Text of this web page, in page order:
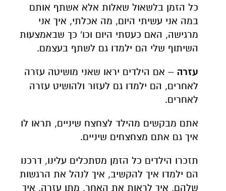
כל הזמן בלשאול שאלות אלא אשתף אותם
במה אני עשיתי היום, מה אכלתי, איך אני
מרגישה, האם כעסתי היום וכו' כך שבאמצעות
השיתוף שלי הם ילמדו גם לשתף בעצמם.
עזרה – אם הילדים יראו שאני מושיטה עזרה
לאחרים, הם ילמדו גם לעזור ולהושיט עזרה
לאחרים.
אתם מבקשים מהילד לצחצח שיניים, תראו לו
איך גם אתם מצחצחים שיניים.
תזכרו הילדים כל הזמן מסתכלים עלינו, דרכנו
הם ילמדו איך להקשיב, איך לנהל את הרגשות
שלהם, איך לראות את האחר, מתן עזרה, איך